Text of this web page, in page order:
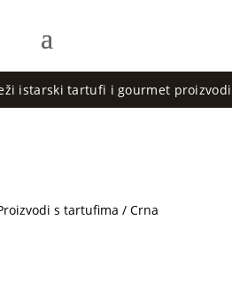
istarski tartufi i gourmet proizvodi •
s tartufima / Crna